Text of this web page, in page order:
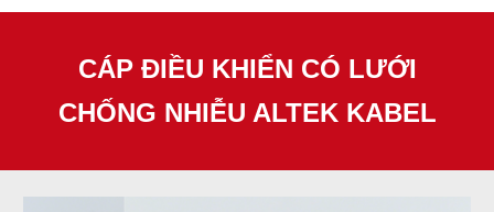
CÁP ĐIỀU KHIỂN CÓ LƯỚI
CHỐNG NHIỄU ALTEK KABEL